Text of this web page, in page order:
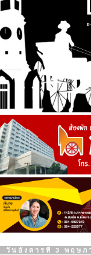
วันอังคารที่ 3 พฤษภ